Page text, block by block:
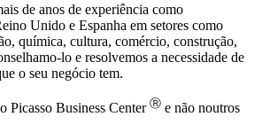
de anos de experiência como
Unido e Espanha em setores como
química, cultura, comércio, construção,
lo e resolvemos a necessidade de
o seu negócio tem.
Picasso Business Center Ⓡ e não noutros